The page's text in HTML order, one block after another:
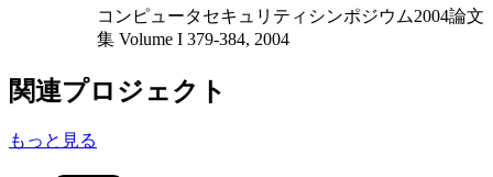
コンピュータセキュリティシンポジウム2004論文
集 Volume I 379-384, 2004
関連プロジェクト
もっと見る